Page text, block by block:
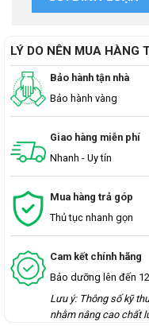
LÝ DO NÊN MUA HÀNG
Bảo hành tận nhà
Bảo hành vàng
Giao hàng miễn phí
Nhanh - Uy tín
Mua hàng trả góp
Thủ tục nhanh gọn
Cam kết chính hãng
Bảo dưỡng lên đến
Lưu ý: Thông số kỹ
nhằm nâng cao chất